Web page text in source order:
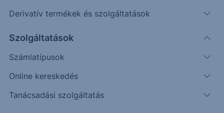
Derivatív termékek és szolgáltatások
Szolgáltatások
Számlatípusok
Online kereskedés
Tanácsadási szolgáltatás
75.2500
75.7500